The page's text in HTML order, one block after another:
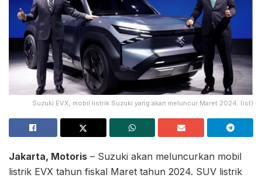
Suzuki EVX, mobil listrik Suzuki yang akan meluncur Maret 2024. (ist)
Jakarta, Motoris – Suzuki akan meluncurkan mobil
listrik EVX tahun fiskal Maret tahun 2024. SUV listrik